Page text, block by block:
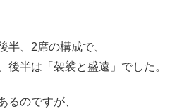
半、2席の構成で、
後半は「袈裟と盛遠」でした。
るのですが、